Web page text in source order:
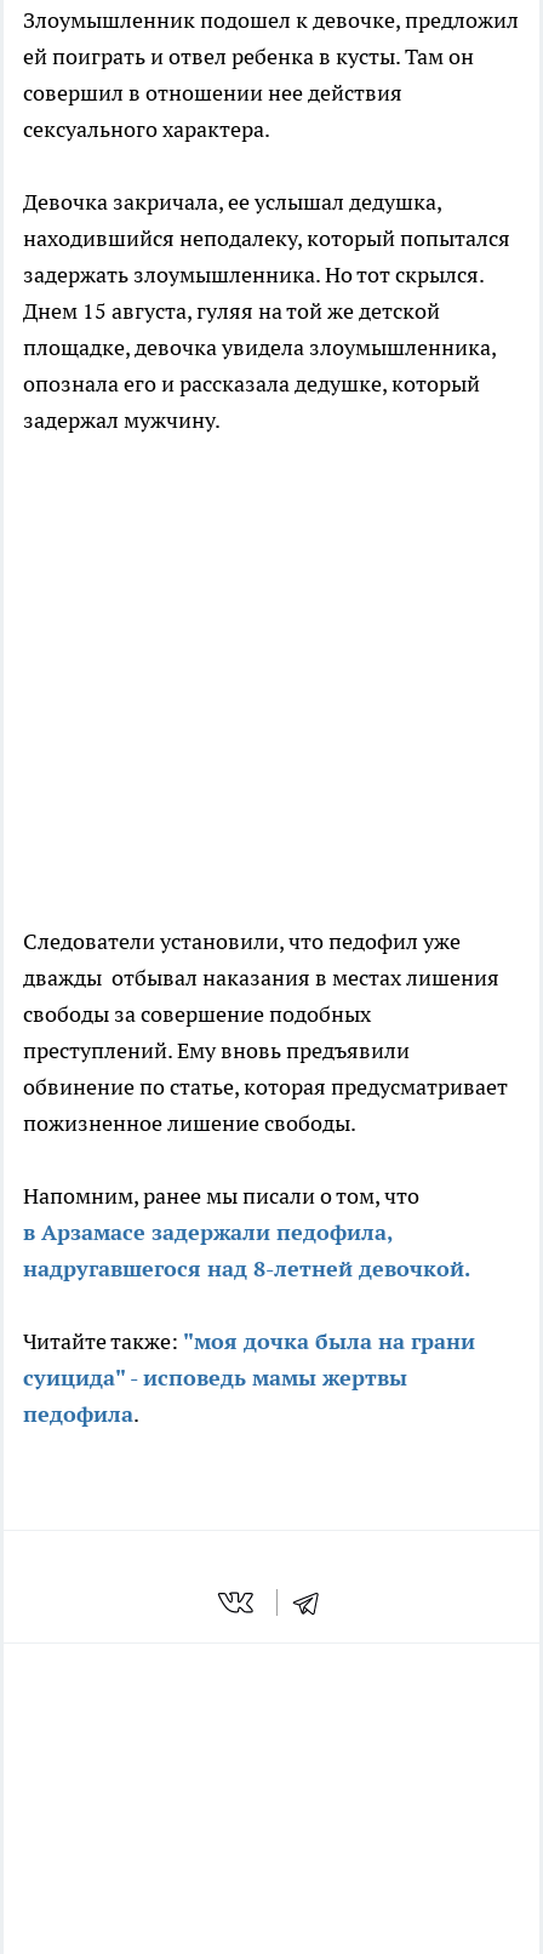
Злоумышленник подошел к девочке, предложил
ей поиграть и отвел ребенка в кусты. Там он
совершил в отношении нее действия
сексуального характера.
Девочка закричала, ее услышал дедушка,
находившийся неподалеку, который попытался
задержать злоумышленника. Но тот скрылся.
Днем 15 августа, гуляя на той же детской
площадке, девочка увидела злоумышленника,
опознала его и рассказала дедушке, который
задержал мужчину.
Следователи установили, что педофил уже
дважды отбывал наказания в местах лишения
свободы за совершение подобных
преступлений. Ему вновь предъявили
обвинение по статье, которая предусматривает
пожизненное лишение свободы.
Напомним, ранее мы писали о том, что
в Арзамасе задержали педофила,
надругавшегося над 8-летней девочкой.
Читайте также: "моя дочка была на грани
суицида" - исповедь мамы жертвы
педофила.